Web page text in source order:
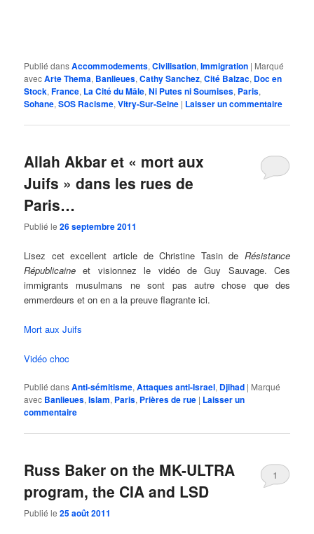
Publié dansAccommodements,Civilisation,Immigration | Marqué
avecArte Thema, Banlieues,Cathy Sanchez,Cité Balzac, Doc en
Stock,France, La Cité du Mâle,Ni Putes ni Soumises, Paris,
Sohane,SOS Racisme,Vitry-Sur-Seine | Laisser un commentaire
Allah Akbar et « mort aux
Juifs » dans les rues de
Paris…
Publié le26 septembre 2011
Lisez cet excellent article de Christine Tasin de Résistance
Républicaine et visionnez le vidéo de Guy Sauvage. Ces
immigrants musulmans ne sont pas autre chose que des
emmerdeurs et on en a la preuve flagrante ici.
Mort aux Juifs
Vidéo choc
Publié dansAnti-sémitisme,Attaques anti-Israel, Djihad | Marqué
avec Banlieues,Islam, Paris, Prières de rue | Laisser un
commentaire
Russ Baker on the MK-ULTRA
program, the CIA and LSD
Publié le25 août 2011
1